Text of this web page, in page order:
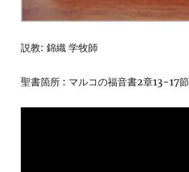
説教: 錦織 学牧師
聖書箇所 : マルコの福音書2章13−17節